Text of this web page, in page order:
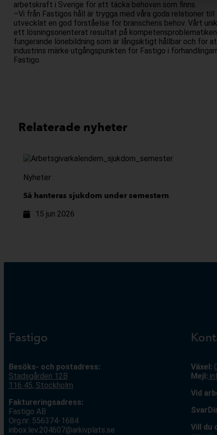
arbetskraft i Sverige för att täcka behoven som finns.
–Vi från Fastigos håll är trygga med våra goda relationer
utvecklat en god förståelse för branschens behov. Vårt
ett lösningsorienterat resultat på
fungerande lönebildning som är långsiktigt hållbar och för
industrins märke utgångspunkten för Fastigo i
Fastigo.
Relaterade nyheter
Nyheter
Så hanteras sjukdom under semestern
15 jun 2026
Fastigo
Besöks- och postadress:
Stadsgården 12B
116 45, Stockholm
Faktureringsadress:
Fastigo AB
Org.nr: 556374-1684
inbox.lev.204607@arkivplats.se
Växel:
Mejl:
Vid
S
Vill du